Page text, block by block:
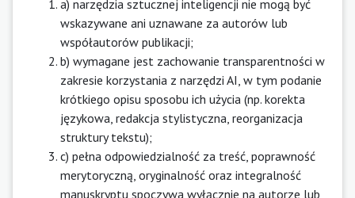
a) narzędzia sztucznej inteligencji nie mogą być
wskazywane ani uznawane za autorów lub
współautorów publikacji;
b) wymagane jest zachowanie transparentności w
zakresie korzystania z narzędzi AI, w tym podanie
krótkiego opisu sposobu ich użycia (np. korekta
językowa, redakcja stylistyczna, reorganizacja
struktury tekstu);
c) pełna odpowiedzialność za treść, poprawność
merytoryczną, oryginalność oraz integralność
manuskryptu spoczywa wyłącznie na autorze lub